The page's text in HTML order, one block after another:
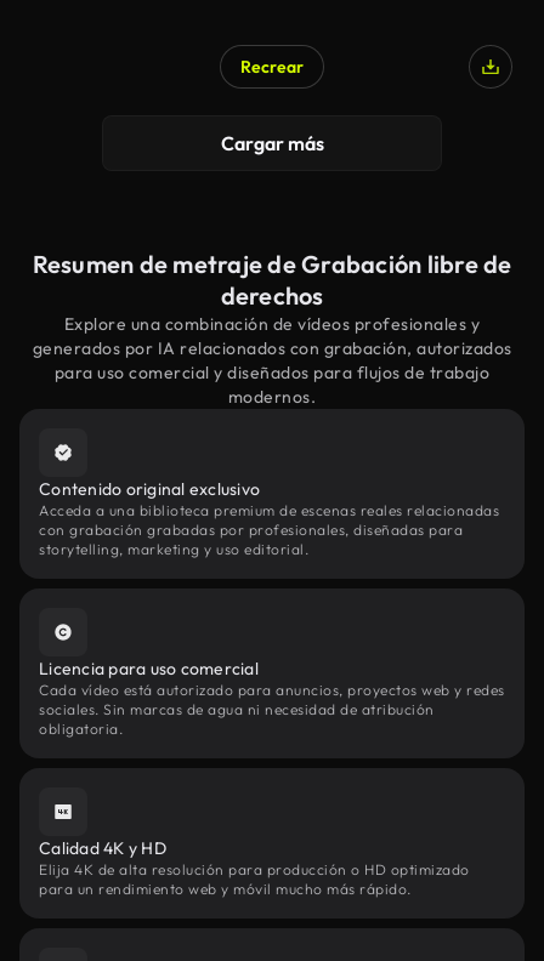
Recrear
Cargar más
Resumen de metraje de Grabación libre de
derechos
Explore una combinación de vídeos profesionales y
generados por IA relacionados con grabación, autorizados
para uso comercial y diseñados para flujos de trabajo
modernos.
Contenido original exclusivo
Acceda a una biblioteca premium de escenas reales relacionadas
con grabación grabadas por profesionales, diseñadas para
storytelling, marketing y uso editorial.
Licencia para uso comercial
Cada vídeo está autorizado para anuncios, proyectos web y redes
sociales. Sin marcas de agua ni necesidad de atribución
obligatoria.
Calidad 4K y HD
Elija 4K de alta resolución para producción o HD optimizado
para un rendimiento web y móvil mucho más rápido.